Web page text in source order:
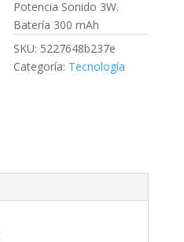
Potencia Sonido 3W.
Batería 300 mAh
SKU: 5227648b237e
Categoría: Tecnología